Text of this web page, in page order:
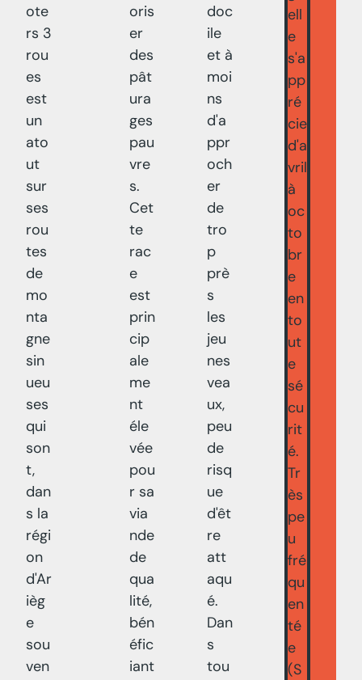
ote
rs 3
rou
es
est
un
ato
ut
sur
ses
rou
tes
de
mo
nta
gne
sin
ueu
ses
qui
son
t,
dan
s la
régi
on
d'Ar
ièg
e
sou
ven
oris
er
des
pât
ura
ges
pau
vre
s.
Cet
te
rac
e
est
prin
cip
ale
me
nt
éle
vée
pou
r sa
via
nde
de
qua
lité,
bén
éfic
iant
doc
ile
et à
moi
ns
d'a
ppr
och
er
de
tro
p
prè
s
les
jeu
nes
vea
ux,
peu
de
risq
ue
d'êt
re
att
aqu
é.
Dan
s
tou
ell
e
s'a
pp
ré
cie
d'a
vril
à
oc
to
br
e
en
to
ut
e
sé
cu
rit
é.
Tr
ès
pe
u
fré
qu
en
té
e
(S